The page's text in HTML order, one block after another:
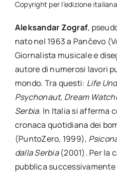
Copyright per l’edizione
Aleksandar Zograf,
nato nel 1963 a Pančevo
Giornalista musicale e
autore di numerosi lavori
mondo. Tra questi: Life
Psychonaut, Dream
Serbia. In Italia si afferma
cronaca quotidiana dei
(PuntoZero, 1999),
dalla Serbia(2001). Per la
pubblica successivamente